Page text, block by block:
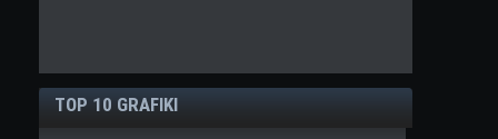
TOP 10 GRAFIKI